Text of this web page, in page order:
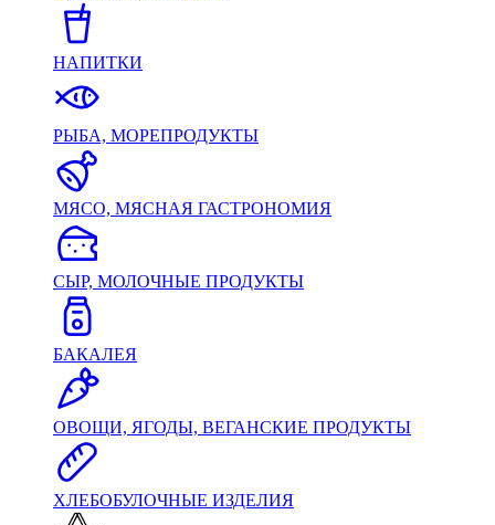
НАПИТКИ
РЫБА, МОРЕПРОДУКТЫ
МЯСО, МЯСНАЯ ГАСТРОНОМИЯ
СЫР, МОЛОЧНЫЕ ПРОДУКТЫ
БАКАЛЕЯ
ОВОЩИ, ЯГОДЫ, ВЕГАНСКИЕ ПРОДУКТЫ
ХЛЕБОБУЛОЧНЫЕ ИЗДЕЛИЯ